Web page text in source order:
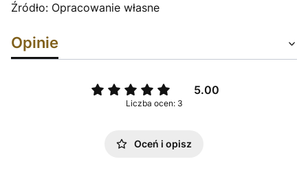
Źródło: Opracowanie własne
Opinie
5.00
Liczba ocen: 3
Oceń i opisz